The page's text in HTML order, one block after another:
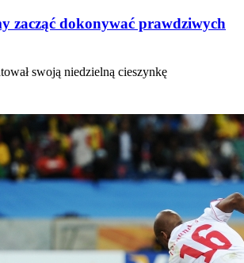
zacząć dokonywać prawdziwych
swoją niedzielną cieszynkę